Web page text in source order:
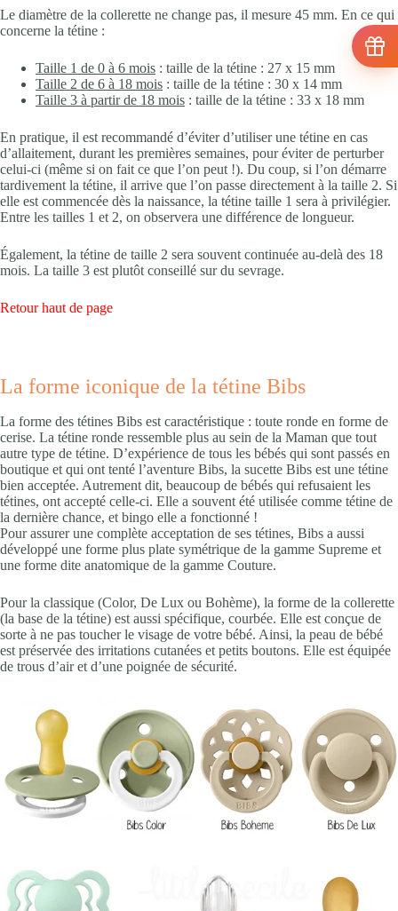
Le diamètre de la collerette ne change pas, il mesure 45 mm. En ce qui
concerne la tétine :
Taille 1 de 0 à 6 mois : taille de la tétine : 27 x 15 mm
Taille 2 de 6 à 18 mois : taille de la tétine : 30 x 14 mm
Taille 3 à partir de 18 mois : taille de la tétine : 33 x 18 mm
En pratique, il est recommandé d’éviter d’utiliser une tétine en cas
d’allaitement, durant les premières semaines, pour éviter de perturber
celui-ci (même si on fait ce que l’on peut !). Du coup, si l’on démarre
tardivement la tétine, il arrive que l’on passe directement à la taille 2. Si
elle est commencée dès la naissance, la tétine taille 1 sera à privilégier.
Entre les tailles 1 et 2, on observera une différence de longueur.
Également, la tétine de taille 2 sera souvent continuée au-delà des 18
mois. La taille 3 est plutôt conseillé sur du sevrage.
Retour haut de page
La forme iconique de la tétine Bibs
La forme des tétines Bibs est caractéristique : toute ronde en forme de
cerise. La tétine ronde ressemble plus au sein de la Maman que tout
autre type de tétine. D’expérience de tous les bébés qui sont passés en
boutique et qui ont tenté l’aventure Bibs, la sucette Bibs est une tétine
bien acceptée. Autrement dit, beaucoup de bébés qui refusaient les
tétines, ont accepté celle-ci. Elle a souvent été utilisée comme tétine de
la dernière chance, et bingo elle a fonctionné !
Pour assurer une complète acceptation de ses tétines, Bibs a aussi
développé une forme plus plate symétrique de la gamme Supreme et
une forme dite anatomique de la gamme Couture.
Pour la classique (Color, De Lux ou Bohème), la forme de la collerette
(la base de la tétine) est aussi spécifique, courbée. Elle est conçue de
sorte à ne pas toucher le visage de votre bébé. Ainsi, la peau de bébé
est préservée des irritations cutanées et petits boutons. Elle est équipée
de trous d’air et d’une poignée de sécurité.